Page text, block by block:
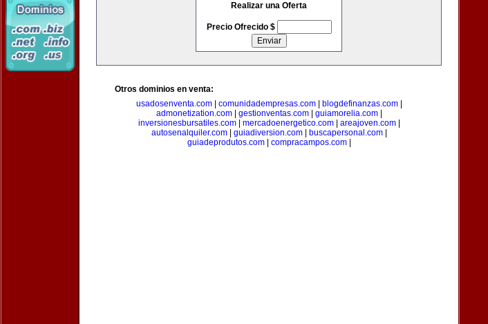
Realizar una Oferta
Precio Ofrecido $
Otros dominios en venta:
usadosenventa.com| comunidadempresas.com| blogdefinanzas.com|
admonetization.com| gestionventas.com| guiamorelia.com|
inversionesbursatiles.com| mercadoenergetico.com| areajoven.com|
autosenalquiler.com| guiadiversion.com| buscapersonal.com|
guiadeprodutos.com| compracampos.com|